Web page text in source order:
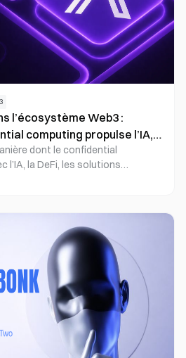
3
l’écosystème Web3 :
computing propulse l’IA,
d’entreprise ?
dont le confidential
l’IA, la DeFi, les solutions
de développeurs, et